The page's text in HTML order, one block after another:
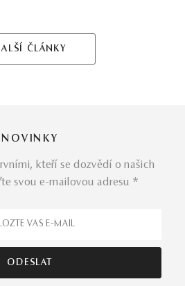
ČLÁNKY
NOVINKY
kteří se dozvědí o našich
svou e-mailovou adresu *